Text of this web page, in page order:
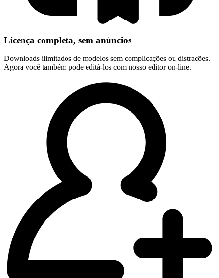
Licença completa, sem anúncios
Downloads ilimitados de modelos sem complicações ou distrações.
Agora você também pode editá-los com nosso editor on-line.